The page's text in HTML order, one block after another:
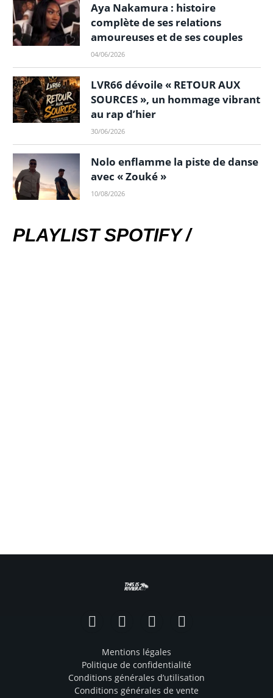
Aya Nakamura : histoire
complète de ses relations
amoureuses et de ses couples
04/06/2026
LVR66 dévoile « RETOUR AUX
SOURCES », un hommage vibrant
au rap d’hier
30/06/2026
Nolo enflamme la piste de danse
avec « Zouké »
10/08/2026
PLAYLIST SPOTIFY /
FacebookInstagramTikTok YouTube
Mentions légales
Politique de confidentialité
Conditions générales d’utilisation
Conditions générales de vente